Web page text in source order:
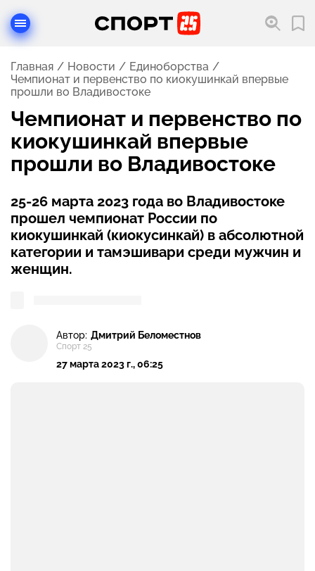
Главная Новости
Единоборства
Чемпионат и первенство по киокушинкай впервые
прошли во Владивостоке
Чемпионат и первенство по
киокушинкай впервые
прошли во Владивостоке
25-26 марта 2023 года во Владивостоке
прошел чемпионат России по
киокушинкай (киокусинкай) в абсолютной
категории и тамэшивари среди мужчин и
женщин.
Автор: Дмитрий Беломестнов
Спорт 25
27 марта 2023 г., 06:25